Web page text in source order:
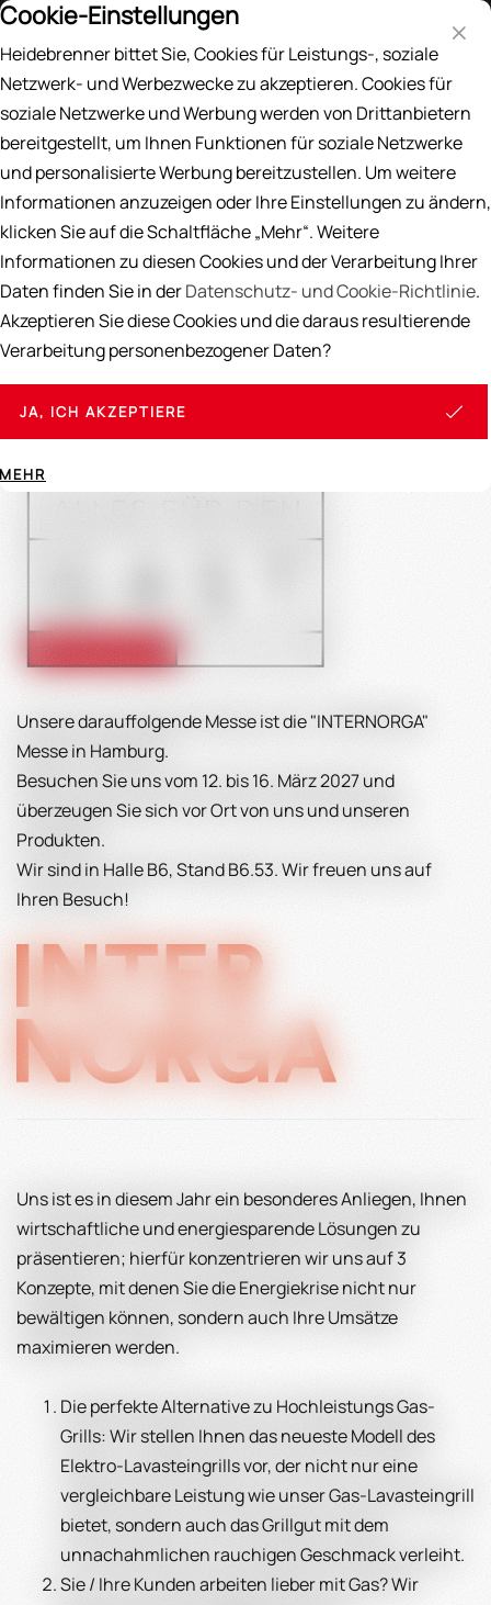
Preisliste
Suche
Home /Nächste Messen
Nächste Messen
Wir sind als nächstes auf der "Alles für den Gast" Messe
in Salzburg.
Besuchen Sie uns vom 07. bis 10. November 2026 und
überzeugen Sie sich vor Ort von uns und unseren
Produkten.
Ihren Besuch!
Unsere darauffolgende Messe ist die "INTERNORGA"
Messe in Hamburg.
Besuchen Sie uns vom 12. bis 16. März 2027 und
überzeugen Sie sich vor Ort von uns und unseren
Produkten.
Wir sind in Halle B6, Stand B6.53. Wir freuen uns auf
Ihren Besuch!
Uns ist es in diesem Jahr ein besonderes Anliegen, Ihnen
wirtschaftliche und energiesparende Lösungen zu
präsentieren; hierfür konzentrieren wir uns auf 3
Konzepte, mit denen Sie die Energiekrise nicht nur
bewältigen können, sondern auch Ihre Umsätze
maximieren werden.
Die perfekte Alternative zu Hochleistungs Gas-
Grills: Wir stellen Ihnen das neueste Modell des
Elektro-Lavasteingrills vor, der nicht nur eine
vergleichbare Leistung wie unser Gas-Lavasteingrill
bietet, sondern auch das Grillgut mit dem
unnachahmlichen rauchigen Geschmack verleiht.
Sie / Ihre Kunden arbeiten lieber mit Gas? Wir
Cookie-Einstellungen
Heidebrenner bittet Sie, Cookies für Leistungs-, soziale
Netzwerk- und Werbezwecke zu akzeptieren. Cookies für
soziale Netzwerke und Werbung werden von Drittanbietern
bereitgestellt, um Ihnen Funktionen für soziale Netzwerke
und personalisierte Werbung bereitzustellen. Um weitere
Informationen anzuzeigen oder Ihre Einstellungen zu ändern,
klicken Sie auf die Schaltfläche „Mehr“. Weitere
Informationen zu diesen Cookies und der Verarbeitung Ihrer
Daten finden Sie in derDatenschutz- und Cookie-Richtlinie.
Akzeptieren Sie diese Cookies und die daraus resultierende
Verarbeitung personenbezogener Daten?
JA, ICH AKZEPTIERE
MEHR